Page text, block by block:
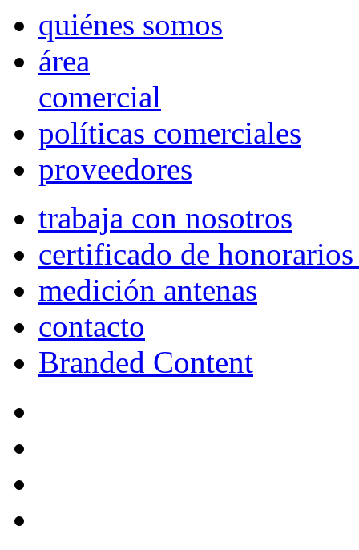
quiénes somos
área
comercial
políticas comerciales
proveedores
trabaja con nosotros
certificado de
medición antenas
contacto
Branded Content